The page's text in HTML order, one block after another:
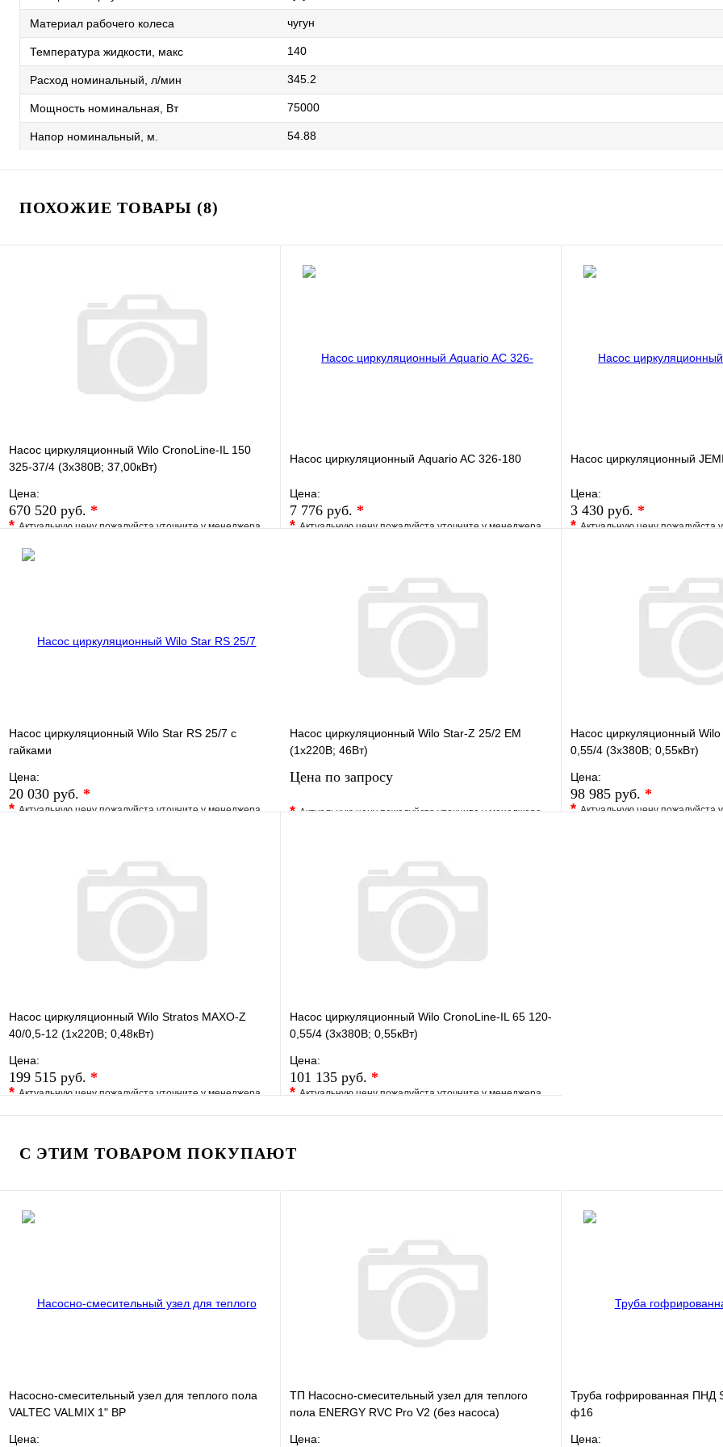
Материал рабочего колеса чугун
Температура жидкости, макс 140
Расход номинальный, л/мин 345.2
Мощность номинальная, Вт 75000
Напор номинальный, м. 54.88
ПОХОЖИЕ ТОВАРЫ (8)
Насос циркуляционный Wilo CronoLine-IL 150
325-37/4 (3х380В; 37,00кВт)
Цена:
670 520 руб. *
*Актуальную цену пожалуйста уточните у менеджера
В избранное
Насос циркуляционный Aquario AC 326-180
Цена:
7 776 руб. *
*Актуальную цену пожалуйста уточните у менеджера
В корзину
Насос циркуляционный
Цена:
3 430 руб. *
*Актуальную цену пожалуйста
Насос циркуляционный Wilo Star RS 25/7 с
гайками
Цена:
20 030 руб. *
*Актуальную цену пожалуйста уточните у менеджера
В корзину
Насос циркуляционный Wilo Star-Z 25/2 EM
(1х220В; 46Вт)
Цена по запросу
*Актуальную цену пожалуйста уточните у менеджера
Запросить цену
Насос циркуляционный
0,55/4 (3х380В; 0,55кВт)
Цена:
98 985 руб. *
*Актуальную цену пожалуйста
Насос циркуляционный Wilo Stratos MAXO-Z
40/0,5-12 (1х220В; 0,48кВт)
Цена:
199 515 руб. *
*Актуальную цену пожалуйста уточните у менеджера
В избранное Сравнение
В корзину
Насос циркуляционный Wilo CronoLine-IL 65 120-
0,55/4 (3х380В; 0,55кВт)
Цена:
101 135 руб. *
*Актуальную цену пожалуйста уточните у менеджера
В избранное Сравнение
В корзину
С ЭТИМ ТОВАРОМ ПОКУПАЮТ
Насосно-смесительный узел для теплого пола
VALTEC VALMIX 1" ВР
Цена:
ТП Насосно-смесительный узел для теплого
пола ENERGY RVC Pro V2 (без насоса)
Цена:
Труба гофрированная ПНД
ф16
Цена: